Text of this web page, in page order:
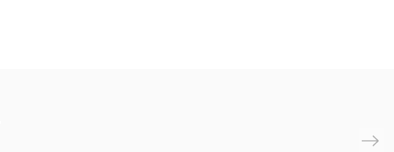
Next